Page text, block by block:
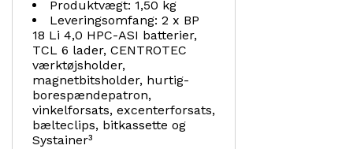
Produktvægt: 1,50 kg
Leveringsomfang: 2 x BP
18 Li 4,0 HPC-ASI batterier,
TCL 6 lader, CENTROTEC
værktøjsholder,
magnetbitsholder, hurtig-
borespændepatron,
vinkelforsats, excenterforsats,
bælteclips, bitkassette og
Systainer³